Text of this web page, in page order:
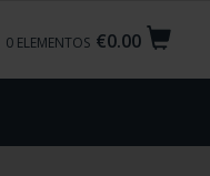
€0.00
0 ELEMENTOS